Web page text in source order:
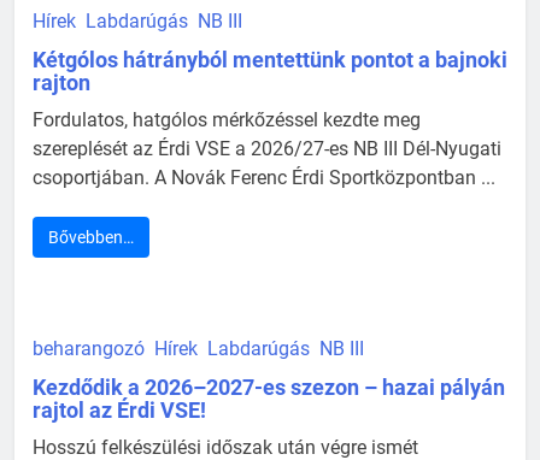
Hírek Labdarúgás NB III
Kétgólos hátrányból mentettünk pontot a bajnoki
rajton
Fordulatos, hatgólos mérkőzéssel kezdte meg
szereplését az Érdi VSE a 2026/27-es NB III Dél-Nyugati
csoportjában. A Novák Ferenc Érdi Sportközpontban ...
Bővebben…
beharangozó Hírek Labdarúgás NB III
Kezdődik a 2026–2027-es szezon – hazai pályán
rajtol az Érdi VSE!
Hosszú felkészülési időszak után végre ismét